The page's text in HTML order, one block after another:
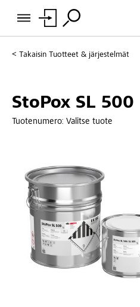
Takaisin Tuotteet & järjestelmät
StoPox SL 500
Tuotenumero: Valitse tuote